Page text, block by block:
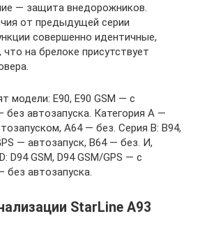
— защита внедорожников.
от предыдущей серии
совершенно идентичные,
на брелоке присутствует
модели: E90, E90 GSM — с
без автозапуска. Категория А —
A64 — без. Серия В: B94,
— автозапуск, B64 — без. И,
D94 GSM, D94 GSM/GPS — с
без автозапуска.
StarLine A93